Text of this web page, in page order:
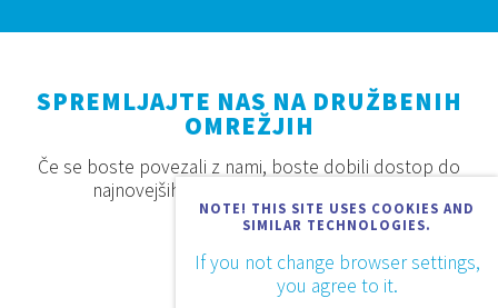
NOTE! THIS SITE USES COOKIES AND
SIMILAR TECHNOLOGIES.
If you not change browser settings,
you agree to it.
SPREMLJAJTE NAS NA DRUŽBENIH
OMREŽJIH
Če se boste povezali z nami, boste dobili dostop do
najnovejših proizvodov, akcij in novosti.